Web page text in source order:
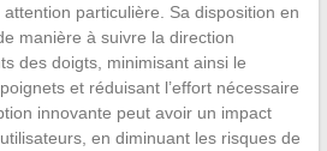
particulière. Sa disposition en
manière à suivre la direction
des doigts, minimisant ainsi le
et réduisant l’effort nécessaire
innovante peut avoir un impact
en diminuant les risques de